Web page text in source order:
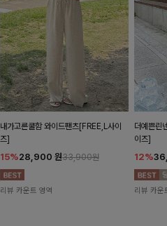
내가고른쿨함 와이드팬츠[FREE,L사이
즈]
15%28,900 원33,900원
리뷰 카운트 영역
더예쁜린
이즈]
12%
리뷰 카운